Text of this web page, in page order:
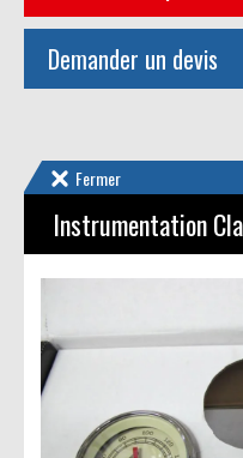
Demander un devis
Fermer
Instrumentation